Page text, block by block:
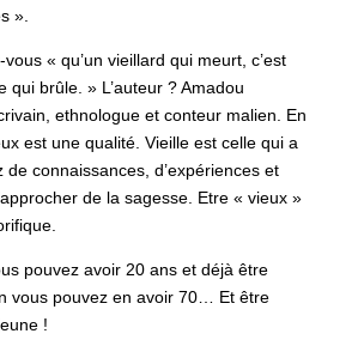
».
« qu’un vieillard qui meurt, c’est
qui brûle. » L’auteur ? Amadou
ethnologue et conteur malien. En
est une qualité. Vieille est celle qui a
de connaissances, d’expériences et
de la sagesse. Etre « vieux »
pouvez avoir 20 ans et déjà être
vous pouvez en avoir 70… Et être
!